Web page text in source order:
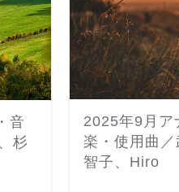
音
杉
2025年9月ア
楽・使用曲
智子、Hiro